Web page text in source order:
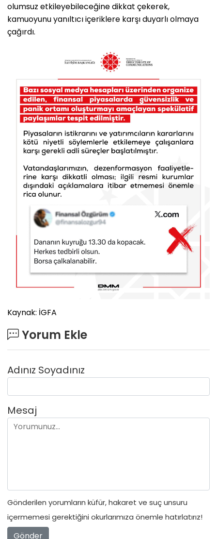
olumsuz etkileyebileceğine dikkat çekerek,
kamuoyunu yanıltıcı içeriklere karşı duyarlı olmaya
çağırdı.
Kaynak: İGFA
Yorum Ekle
Adınız Soyadınız
Mesaj
Gönderilen yorumların küfür, hakaret ve suç unsuru
içermemesi gerektiğini okurlarımıza önemle hatırlatırız!
Gönder